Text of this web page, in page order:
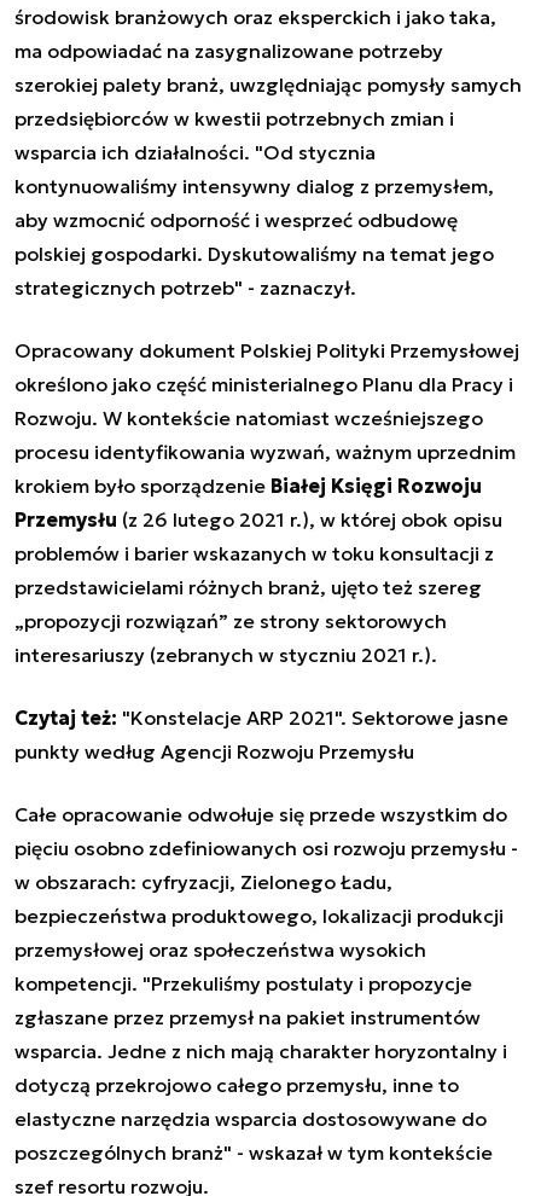
środowisk branżowych oraz eksperckich i jako taka,
ma odpowiadać na zasygnalizowane potrzeby
szerokiej palety branż, uwzględniając pomysły samych
przedsiębiorców w kwestii potrzebnych zmian i
wsparcia ich działalności. "Od stycznia
kontynuowaliśmy intensywny dialog z przemysłem,
aby wzmocnić odporność i wesprzeć odbudowę
polskiej gospodarki. Dyskutowaliśmy na temat jego
strategicznych potrzeb" - zaznaczył.
Opracowany dokument Polskiej Polityki Przemysłowej
określono jako część ministerialnego Planu dla Pracy i
Rozwoju. W kontekście natomiast wcześniejszego
procesu identyfikowania wyzwań, ważnym uprzednim
krokiem było sporządzenie Białej Księgi Rozwoju
Przemysłu (z 26 lutego 2021 r.), w której obok opisu
problemów i barier wskazanych w toku konsultacji z
przedstawicielami różnych branż, ujęto też szereg
„propozycji rozwiązań” ze strony sektorowych
interesariuszy (zebranych w styczniu 2021 r.).
Czytaj też: "Konstelacje ARP 2021". Sektorowe jasne
punkty według Agencji Rozwoju Przemysłu
Całe opracowanie odwołuje się przede wszystkim do
pięciu osobno zdefiniowanych osi rozwoju przemysłu -
w obszarach: cyfryzacji, Zielonego Ładu,
bezpieczeństwa produktowego, lokalizacji produkcji
przemysłowej oraz społeczeństwa wysokich
kompetencji. "Przekuliśmy postulaty i propozycje
zgłaszane przez przemysł na pakiet instrumentów
wsparcia. Jedne z nich mają charakter horyzontalny i
dotyczą przekrojowo całego przemysłu, inne to
elastyczne narzędzia wsparcia dostosowywane do
poszczególnych branż" - wskazał w tym kontekście
szef resortu rozwoju.